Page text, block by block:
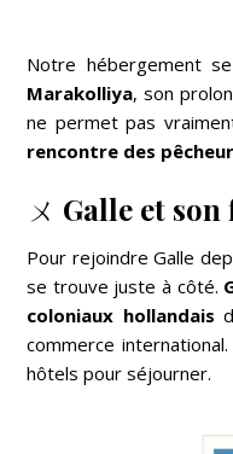
Notre hébergement
Marakolliya, son
ne permet pas
rencontre des
ㄨ Galle et
Pour rejoindre Galle
se trouve juste à côté.
coloniaux hollandais
commerce international.
hôtels pour séjourner.